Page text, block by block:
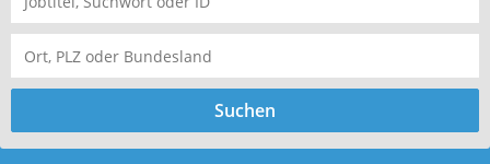
Suchen